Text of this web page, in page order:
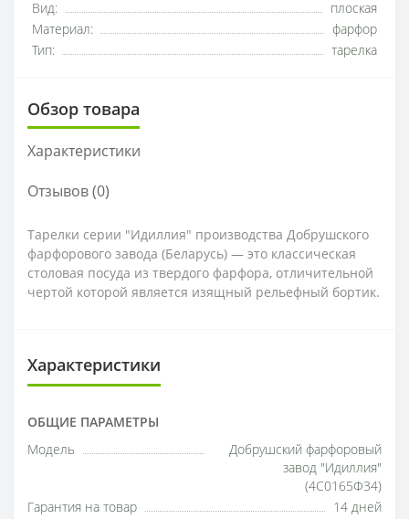
Вид:
плоская
Материал:
фарфор
Тип:
тарелка
Обзор товара
Характеристики
Отзывов (0)
Тарелки серии "Идиллия" производства Добрушского
фарфорового завода (Беларусь) — это классическая
столовая посуда из твердого фарфора, отличительной
чертой которой является изящный рельефный бортик.
Характеристики
ОБЩИЕ ПАРАМЕТРЫ
Модель
Добрушский фарфоровый
завод "Идиллия"
(4С0165Ф34)
Гарантия на товар
14 дней